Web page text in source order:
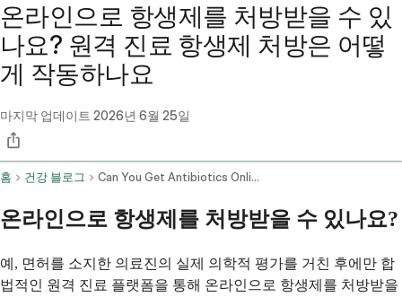
온라인으로 항생제를 처방받을 수 있
나요? 원격 진료 항생제 처방은 어떻
게 작동하나요
마지막 업데이트 2026년 6월 25일
홈 건강 블로그 Can You Get Antibiotics Online How Telehealth Antibiotic Prescriptions Work
온라인으로 항생제를 처방받을 수 있나요?
예, 면허를 소지한 의료진의 실제 의학적 평가를 거친 후에만 합
법적인 원격 진료 플랫폼을 통해 온라인으로 항생제를 처방받을